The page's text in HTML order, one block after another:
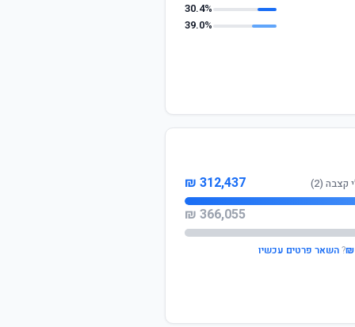
30.4%
39.0%
(2)
312,437 ₪
366,055 ₪
?השאר פרטים עכשיו